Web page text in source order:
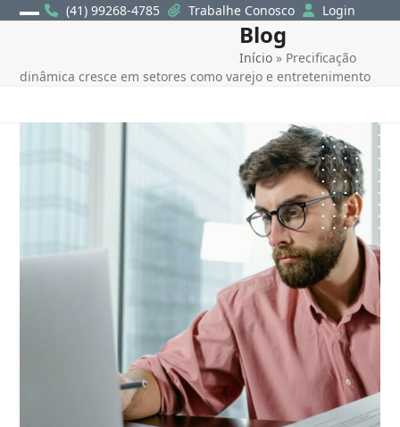
Skip
(41) 99268-4785 Trabalhe Conosco Login
Blog
Início » Precificação
dinâmica cresce em setores como varejo e entretenimento